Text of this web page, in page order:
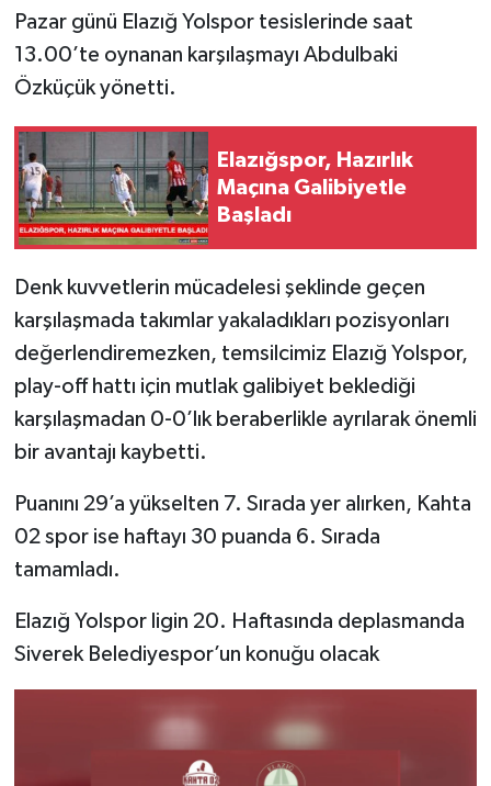
Pazar günü Elazığ Yolspor tesislerinde saat
13.00’te oynanan karşılaşmayı Abdulbaki
Özküçük yönetti.
Elazığspor, Hazırlık
Maçına Galibiyetle
Başladı
Denk kuvvetlerin mücadelesi şeklinde geçen
karşılaşmada takımlar yakaladıkları pozisyonları
değerlendiremezken, temsilcimiz Elazığ Yolspor,
play-off hattı için mutlak galibiyet beklediği
karşılaşmadan 0-0’lık beraberlikle ayrılarak önemli
bir avantajı kaybetti.
Puanını 29’a yükselten 7. Sırada yer alırken, Kahta
02 spor ise haftayı 30 puanda 6. Sırada
tamamladı.
Elazığ Yolspor ligin 20. Haftasında deplasmanda
Siverek Belediyespor’un konuğu olacak
SİYASET
SPOR
TEKNOLOJİ
YAŞAM